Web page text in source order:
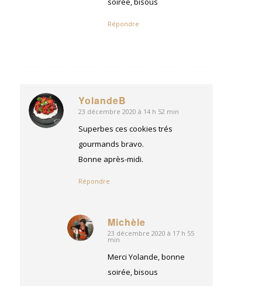
Répondre
YolandeB
dit
:
23 décembre 2020 à 14 h 52 min
Superbes ces cookies trés
gourmands bravo.
Bonne après-midi.
Répondre
Michèle
dit
23 décembre 2020 à 17 h 55
min
Merci Yolande, bonne
soirée, bisous